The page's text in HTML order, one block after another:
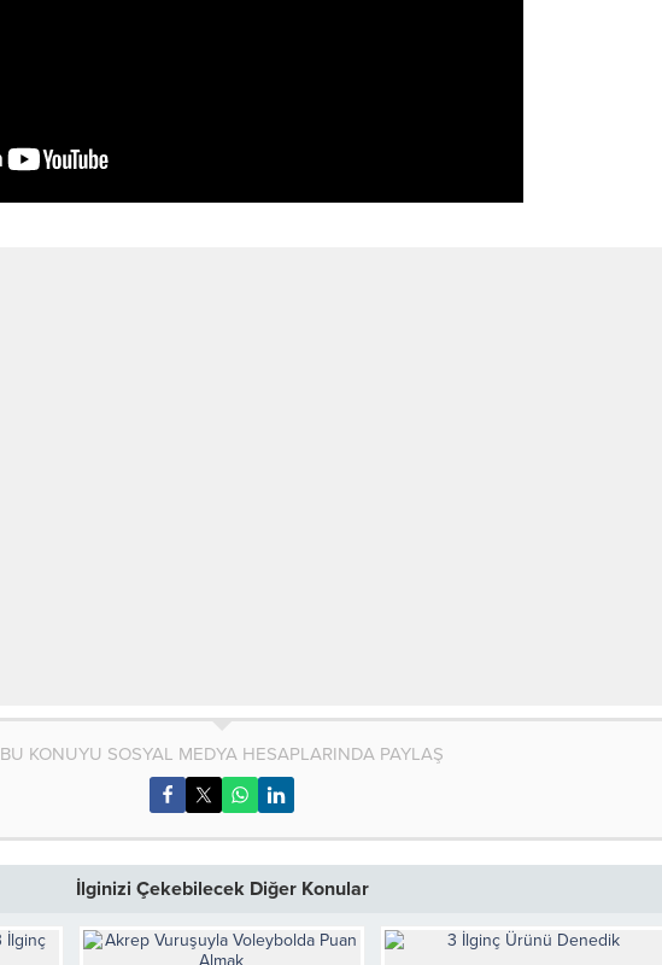
BU KONUYU SOSYAL MEDYA HESAPLARINDA PAYLAŞ
İlginizi Çekebilecek Diğer Konular